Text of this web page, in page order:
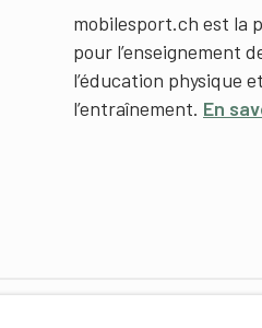
mobilesport.ch est la
pour l’enseignement
l’éducation physique et
l’entraînement. En